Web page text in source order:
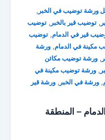
ورشة توضيب في الخبر ,
,توضيب قير بالخبر ,توضيب
قير في الدمام,توضيب
مكينة في الدمام,ورشة
,ورشة توضيب مكائن
,ورشة توضيب مكينة في
,ورشة في الخبر ,ورشة قير
– المنطقة